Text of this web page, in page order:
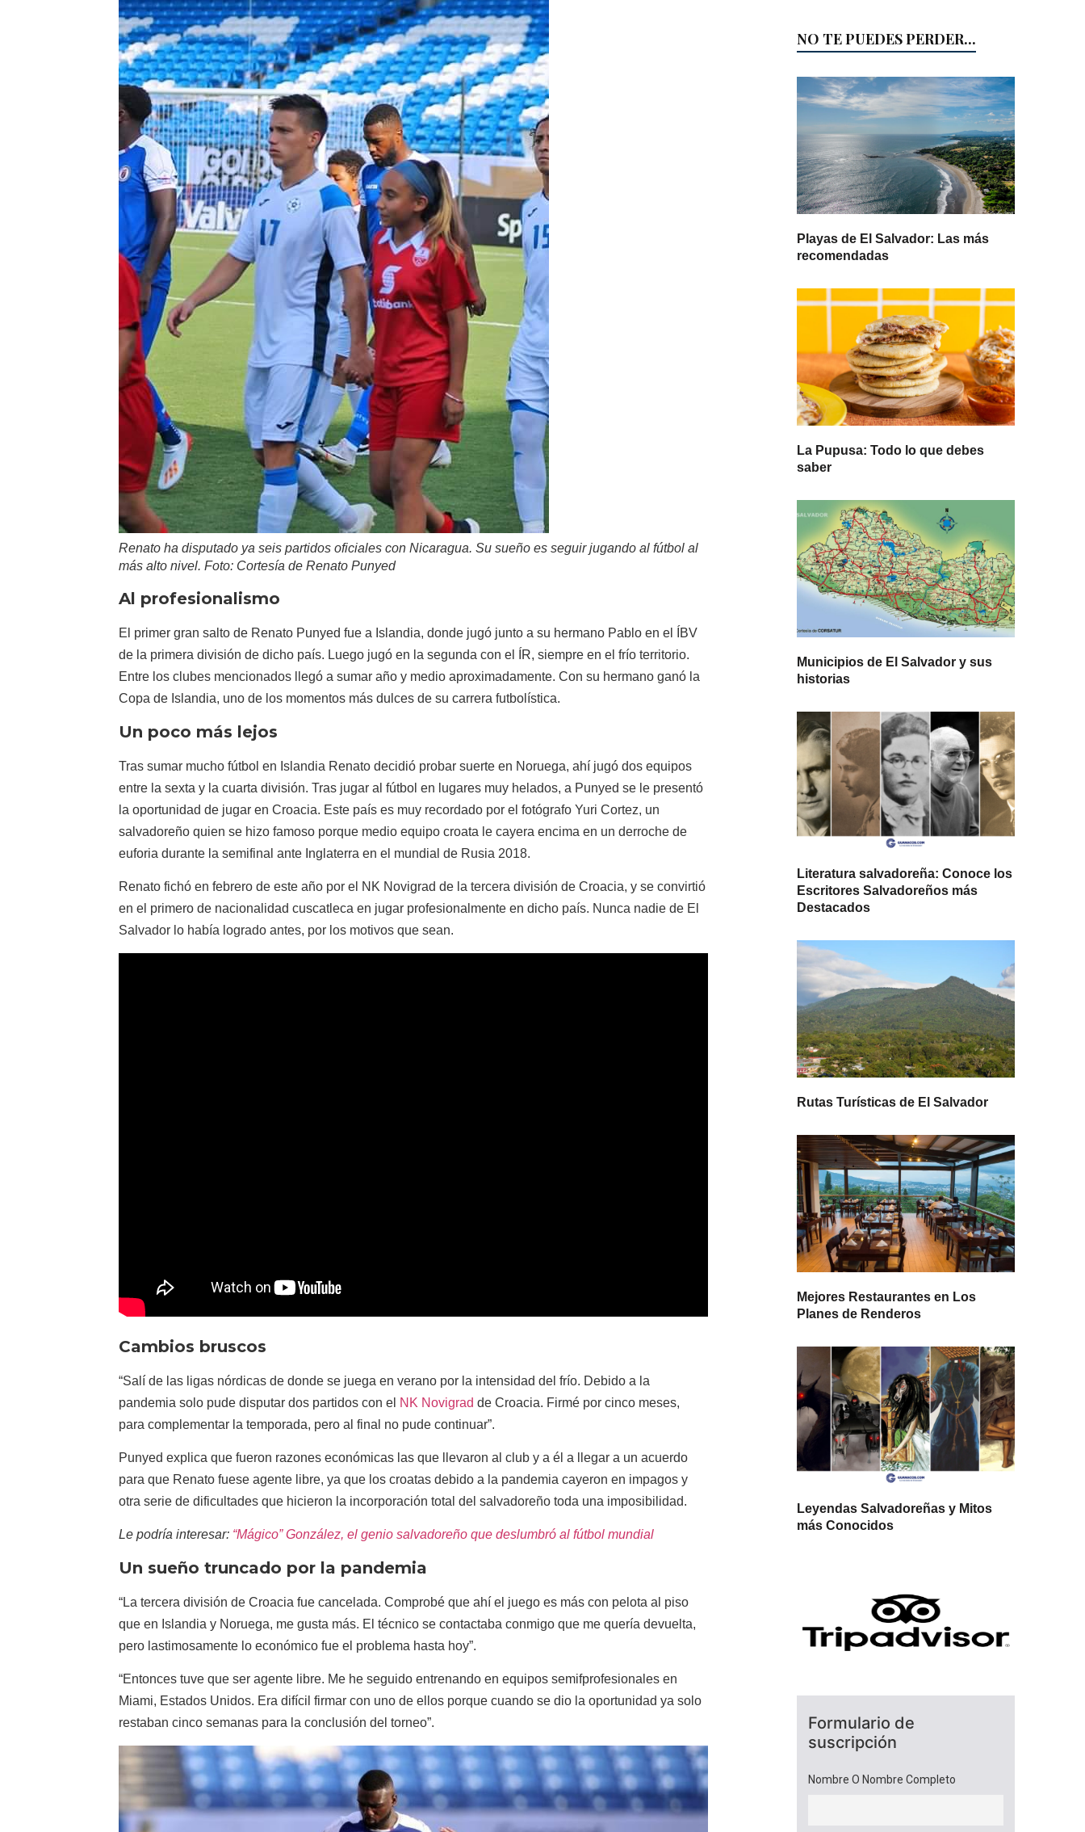
Renato ha disputado ya seis partidos oficiales con Nicaragua. Su sueño es seguir jugando al fútbol al
más alto nivel. Foto: Cortesía de Renato Punyed
Al profesionalismo
El primer gran salto de Renato Punyed fue a Islandia, donde jugó junto a su hermano Pablo en el ÍBV
de la primera división de dicho país. Luego jugó en la segunda con el ÍR, siempre en el frío territorio.
Entre los clubes mencionados llegó a sumar año y medio aproximadamente. Con su hermano ganó la
Copa de Islandia, uno de los momentos más dulces de su carrera futbolística.
Un poco más lejos
Tras sumar mucho fútbol en Islandia Renato decidió probar suerte en Noruega, ahí jugó dos equipos
entre la sexta y la cuarta división. Tras jugar al fútbol en lugares muy helados, a Punyed se le presentó
la oportunidad de jugar en Croacia. Este país es muy recordado por el fotógrafo Yuri Cortez, un
salvadoreño quien se hizo famoso porque medio equipo croata le cayera encima en un derroche de
euforia durante la semifinal ante Inglaterra en el mundial de Rusia 2018.
Renato fichó en febrero de este año por el NK Novigrad de la tercera división de Croacia, y se convirtió
en el primero de nacionalidad cuscatleca en jugar profesionalmente en dicho país. Nunca nadie de El
Salvador lo había logrado antes, por los motivos que sean.
Cambios bruscos
“Salí de las ligas nórdicas de donde se juega en verano por la intensidad del frío. Debido a la
pandemia solo pude disputar dos partidos con el NK Novigrad de Croacia. Firmé por cinco meses,
para complementar la temporada, pero al final no pude continuar”.
Punyed explica que fueron razones económicas las que llevaron al club y a él a llegar a un acuerdo
para que Renato fuese agente libre, ya que los croatas debido a la pandemia cayeron en impagos y
otra serie de dificultades que hicieron la incorporación total del salvadoreño toda una imposibilidad.
Le podría interesar: “Mágico” González, el genio salvadoreño que deslumbró al fútbol mundial
Un sueño truncado por la pandemia
“La tercera división de Croacia fue cancelada. Comprobé que ahí el juego es más con pelota al piso
que en Islandia y Noruega, me gusta más. El técnico se contactaba conmigo que me quería devuelta,
pero lastimosamente lo económico fue el problema hasta hoy”.
“Entonces tuve que ser agente libre. Me he seguido entrenando en equipos semifprofesionales en
Miami, Estados Unidos. Era difícil firmar con uno de ellos porque cuando se dio la oportunidad ya solo
restaban cinco semanas para la conclusión del torneo”.
NO TE PUEDES PERDER...
Playas de El Salvador: Las más
recomendadas
La Pupusa: Todo lo que debes
saber
Municipios de El Salvador y sus
historias
Literatura salvadoreña: Conoce los
Escritores Salvadoreños más
Destacados
Rutas Turísticas de El Salvador
Mejores Restaurantes en Los
Planes de Renderos
Leyendas Salvadoreñas y Mitos
más Conocidos
Formulario de
suscripción
Nombre O Nombre Completo